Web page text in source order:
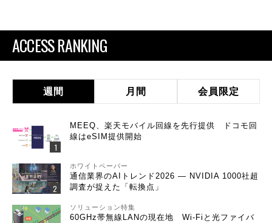
ACCESS RANKING
週間 月間 会員限定
MEEQ、楽天モバイル回線を先行提供 ドコモ回
線はeSIM提供開始
ホワイトペーパー
通信業界のAIトレンド2026 ― NVIDIA 1000社超
調査が捉えた「転換点」
ソリューション特集
60GHz帯無線LANの現在地 Wi-Fiと光ファイバ